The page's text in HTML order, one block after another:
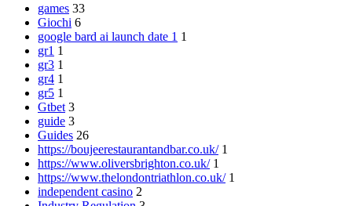
games 33
Giochi 6
google bard ai launch date 1 1
gr1 1
gr3 1
gr4 1
gr5 1
Gtbet 3
guide 3
Guides 26
https://boujeerestaurantandbar.co.uk/ 1
https://www.oliversbrighton.co.uk/ 1
https://www.thelondontriathlon.co.uk/ 1
independent casino 2